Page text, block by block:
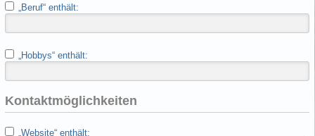
„Beruf“ enthält:
„Hobbys“ enthält:
Kontaktmöglichkeiten
„Website“ enthält: